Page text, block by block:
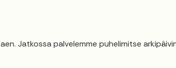
Jatkossa palvelemme puhelimitse